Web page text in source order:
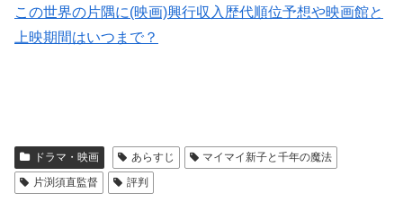
この世界の片隅に(映画)興行収入歴代順位予想や映画館と
上映期間はいつまで？
ドラマ・映画 あらすじ
マイマイ新子と千年の魔法
片渕須直監督
評判